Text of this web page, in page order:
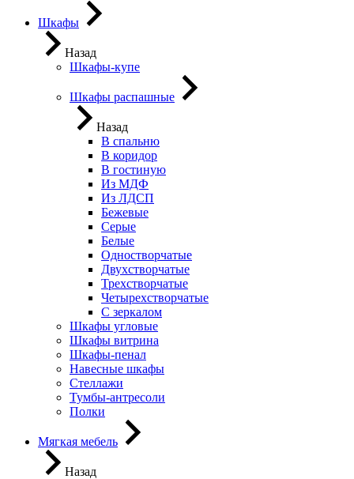
Шкафы
Назад
Шкафы-купе
Шкафы распашные
Назад
В спальню
В коридор
В гостиную
Из МДФ
Из ЛДСП
Бежевые
Серые
Белые
Одностворчатые
Двухстворчатые
Трехстворчатые
Четырехстворчатые
С зеркалом
Шкафы угловые
Шкафы витрина
Шкафы-пенал
Навесные шкафы
Стеллажи
Тумбы-антресоли
Полки
Мягкая мебель
Назад